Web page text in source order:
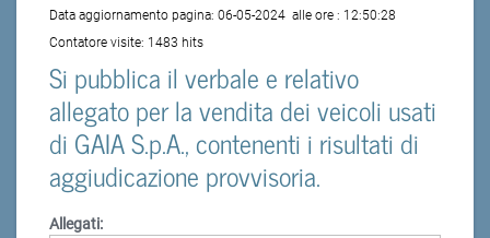
Data aggiornamento pagina: 06-05-2024 alle ore : 12:50:28
Contatore visite: 1483 hits
Si pubblica il verbale e relativo
allegato per la vendita dei veicoli usati
di GAIA S.p.A., contenenti i risultati di
aggiudicazione provvisoria.
Allegati: